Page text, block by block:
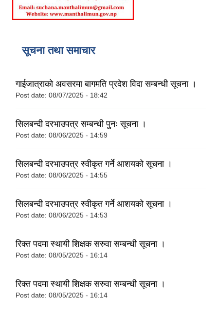
सूचना तथा समाचार
गाईजात्राको अवसरमा बागमति प्रदेश विदा सम्बन्धी सूचना ।
Post date: 08/07/2025 - 18:42
सिलबन्दी दरभाउपत्र सम्बन्धी पुनः सूचना ।
Post date: 08/06/2025 - 14:59
सिलबन्दी दरभाउपत्र स्वीकृत गर्ने आशयको सूचना ।
Post date: 08/06/2025 - 14:55
सिलबन्दी दरभाउपत्र स्वीकृत गर्ने आशयको सूचना ।
Post date: 08/06/2025 - 14:53
रिक्त पदमा स्थायी शिक्षक सरुवा सम्बन्धी सूचना ।
Post date: 08/05/2025 - 16:14
रिक्त पदमा स्थायी शिक्षक सरुवा सम्बन्धी सूचना ।
Post date: 08/05/2025 - 16:14